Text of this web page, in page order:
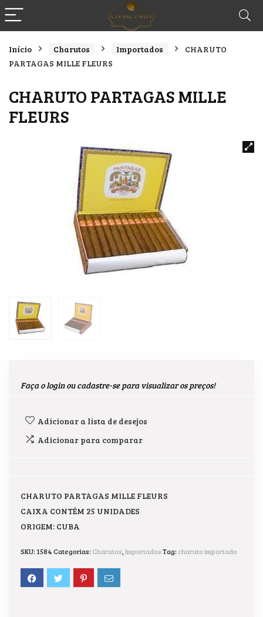
Início Charutos Importados
CHARUTO
PARTAGAS MILLE FLEURS
CHARUTO PARTAGAS MILLE
FLEURS
Faça o login ou cadastre-se para visualizar os preços!
Adicionar a lista de desejos
Adicionar para comparar
CHARUTO PARTAGAS MILLE FLEURS
CAIXA CONTÉM 25 UNIDADES
ORIGEM: CUBA
SKU: 1584Categorias: Charutos ImportadosTag: charuto importado